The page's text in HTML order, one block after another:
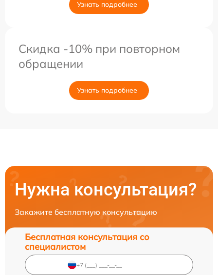
Узнать подробнее
Скидка -10% при повторном
обращении
Узнать подробнее
Нужна консультация?
Закажите бесплатную консультацию
Бесплатная консультация со
специалистом